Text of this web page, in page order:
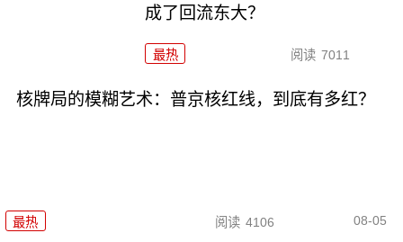
成了回流东大？
最热 阅读 7011
核牌局的模糊艺术：普京核红线，到底有多红？
最热 阅读 4106 08-05